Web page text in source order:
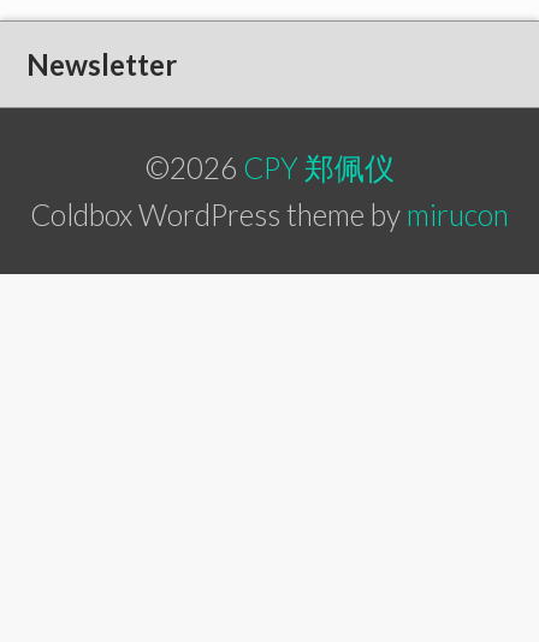
Newsletter
©2026 CPY 郑佩仪
Coldbox WordPress theme by mirucon